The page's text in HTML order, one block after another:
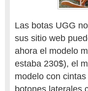
Las botas UGG
sus sitio web
ahora el modelo
estaba 230$), el
modelo con
botones laterales